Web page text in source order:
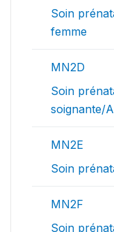
Soin
femme
MN2D
Soin
soignante/
MN2E
Soin
MN2F
Soin